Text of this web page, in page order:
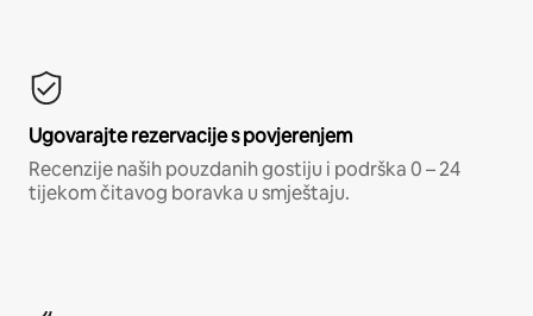
Ugovarajte rezervacije s povjerenjem
Recenzije naših pouzdanih gostiju i podrška 0 – 24
tijekom čitavog boravka u smještaju.